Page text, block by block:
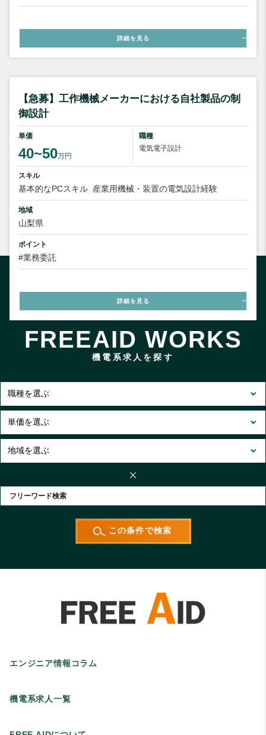
詳細を見る
【急募】工作機械メーカーにおける自社製品の制
御設計
単価
40~50万円
職種
電気電子設計
スキル
基本的なPCスキル 産業用機械・装置の電気設計経験
地域
山梨県
ポイント
#業務委託
詳細を見る
FREEAID WORKS
機電系求人を探す
エンジニア情報コラム
機電系求人一覧